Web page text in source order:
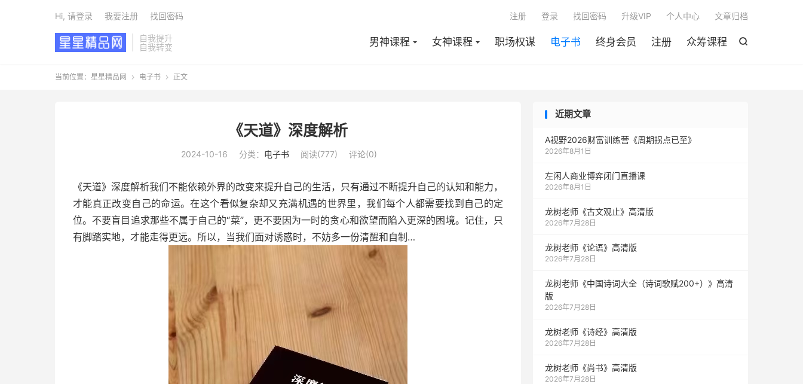
自我提升
自我转变

男神课程 女神课程 职场权谋 电子书 终身会员 注册 众筹课程
注册 登录 找回密码 升级VIP 个人中心 文章归档
Hi, 请登录 我要注册 找回密码
当前位置： 星星精品网  电子书  正文
《天道》深度解析
2024-10-16 分类： 电子书 阅读(777) 评论(0)
《天道》深度解析我们不能依赖外界的改变来提升自己的生活，只有通过不断提升自己的认知和能力，
才能真正改变自己的命运。在这个看似复杂却又充满机遇的世界里，我们每个人都需要找到自己的定
位。不要盲目追求那些不属于自己的“菜”，更不要因为一时的贪心和欲望而陷入更深的困境。记住，只
有脚踏实地，才能走得更远。所以，当我们面对诱惑时，不妨多一份清醒和自制…
近期文章
A视野2026财富训练营《周期拐点已至》
2026年8月1日
左闲人商业博弈闭门直播课
2026年8月1日
龙树老师《古文观止》高清版
2026年7月28日
龙树老师《论语》高清版
2026年7月28日
龙树老师《中国诗词大全（诗词歌赋200+）》高清
版
2026年7月28日
龙树老师《诗经》高清版
2026年7月28日
龙树老师《尚书》高清版
2026年7月28日